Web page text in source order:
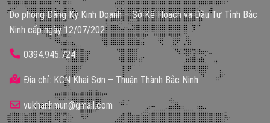
Do phòng Đăng Ký Kinh Doanh – Sở Kế Hoạch và Đầu Tư Tỉnh Bắc
Ninh cấp ngày 12/07/202
0394.945.724
Địa chỉ: KCN Khai Sơn – Thuận Thành Bắc Ninh
vukhanhmun@gmail.com